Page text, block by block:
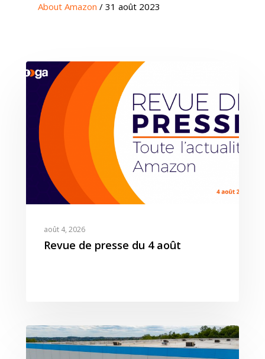
About Amazon / 31 août 2023
août 4, 2026
Revue de presse du 4 août